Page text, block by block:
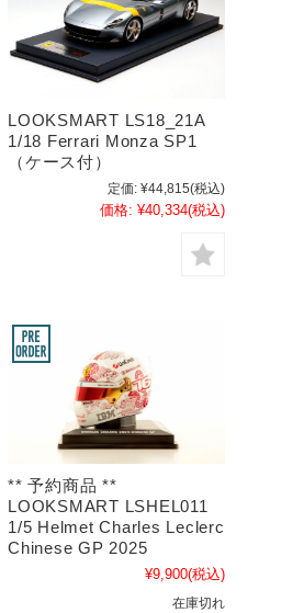
LOOKSMART LS18_21A
1/18 Ferrari Monza SP1
（ケース付）
定価: ¥44,815(税込)
価格: ¥40,334(税込)
** 予約商品 **
LOOKSMART LSHEL011
1/5 Helmet Charles Leclerc
Chinese GP 2025
¥9,900(税込)
在庫切れ